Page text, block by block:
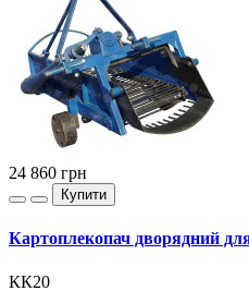
24 860 грн
Купити
Картоплекопач дворядний
КК20